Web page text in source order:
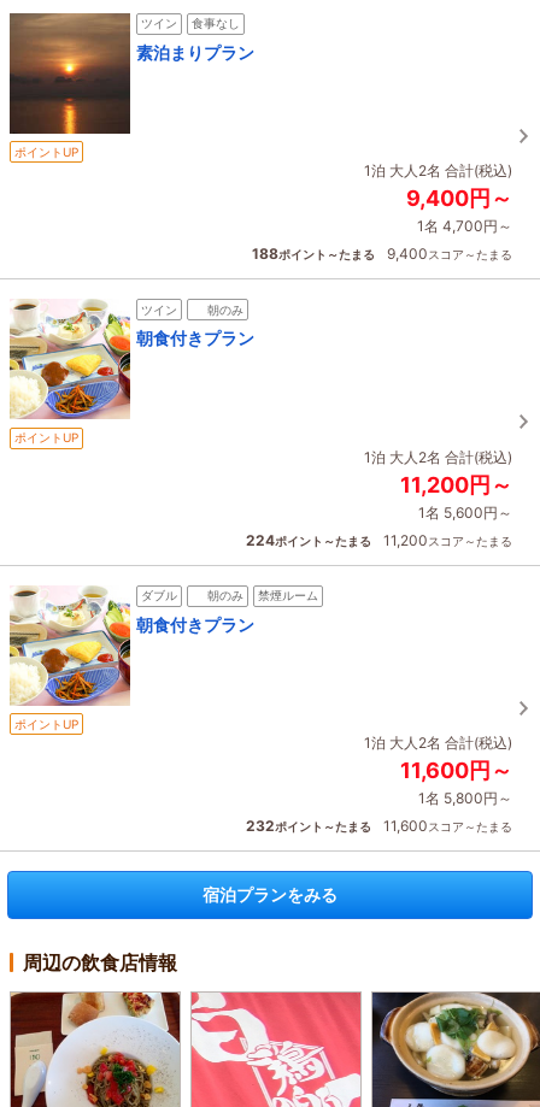
ツイン 食事なし
素泊まりプラン
ポイントUP
1泊 大人2名 合計(税込)
9,400円～
1名 4,700円～
188ポイント～たまる 9,400スコア～たまる
ツイン 朝のみ
朝食付きプラン
ポイントUP
1泊 大人2名 合計(税込)
11,200円～
1名 5,600円～
224ポイント～たまる 11,200スコア～たまる
ダブル 朝のみ 禁煙ルーム
朝食付きプラン
ポイントUP
1泊 大人2名 合計(税込)
11,600円～
1名 5,800円～
232ポイント～たまる 11,600スコア～たまる
宿泊プランをみる
周辺の飲食店情報